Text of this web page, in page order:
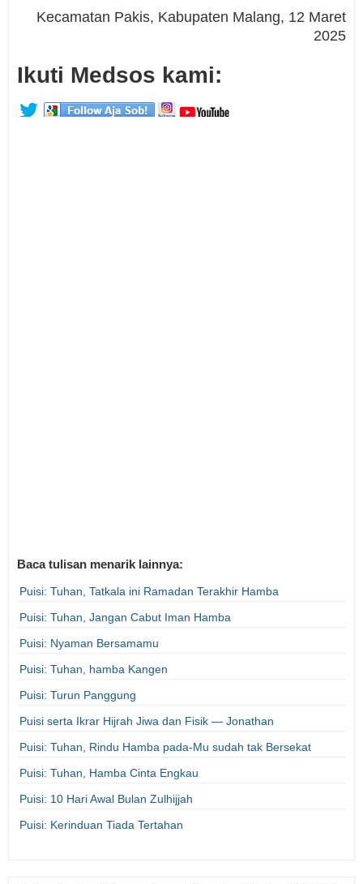
Kecamatan Pakis, Kabupaten Malang, 12 Maret
2025
Ikuti Medsos kami:
Baca tulisan menarik lainnya:
Puisi: Tuhan, Tatkala ini Ramadan Terakhir Hamba
Puisi: Tuhan, Jangan Cabut Iman Hamba
Puisi: Nyaman Bersamamu
Puisi: Tuhan, hamba Kangen
Puisi: Turun Panggung
Puisi serta Ikrar Hijrah Jiwa dan Fisik — Jonathan
Puisi: Tuhan, Rindu Hamba pada-Mu sudah tak Bersekat
Puisi: Tuhan, Hamba Cinta Engkau
Puisi: 10 Hari Awal Bulan Zulhijjah
Puisi: Kerinduan Tiada Tertahan